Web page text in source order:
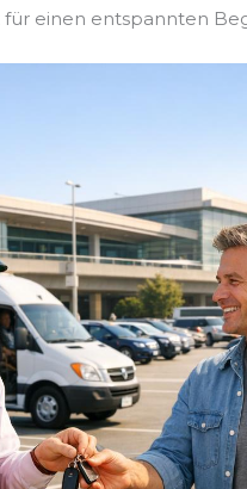
einen entspannten